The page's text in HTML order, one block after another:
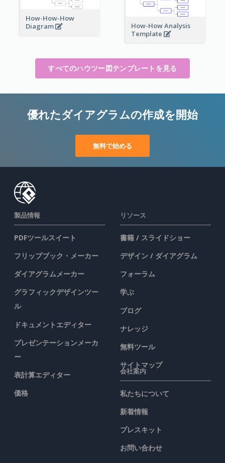
How-How-How
Diagram
How-How Analysis
Template
すべてのハウツー図テンプレートを見る
優れたダイアグラムの作成を開始
無料で始める
製品情報
PDFツールスイート
フリップブック・メーカー
ダイアグラムメーカー
グラフィックデザインツー
ル
ドキュメントエディター
プレゼンテーションメーカ
ー
表計算エディター
価格
リソース
書籍 / スライドショー
デザイン / ダイアグラム
フォーラム
学ぶ
ブログ
ナレッジ
無料ツール
サイトマップ
会社案内
私たちについて
新着情報
プレスキット
お問い合わせ